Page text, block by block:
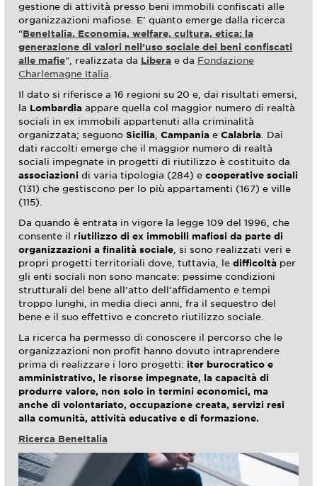
gestione di attività presso beni immobili confiscati alle
organizzazioni mafiose. E’ quanto emerge dalla ricerca
“BeneItalia. Economia, welfare, cultura, etica: la
generazione di valori nell’uso sociale dei beni confiscati
alle mafie“ , realizzata da Libera e da Fondazione
Charlemagne Italia
Il dato si riferisce a 16 regioni su 20 e, dai risultati emersi,
la Lombardia appare quella col maggior numero di realtà
sociali in ex immobili appartenuti alla criminalità
organizzata; seguono Sicilia Campania e Calabria . Dai
dati raccolti emerge che il maggior numero di realtà
sociali impegnate in progetti di riutilizzo è costituito da
associazioni di varia tipologia (284) e cooperative sociali
(131) che gestiscono per lo più appartamenti (167) e ville
(115).
Da quando è entrata in vigore la legge 109 del 1996, che
consente il riutilizzo di ex immobili mafiosi da parte di
organizzazioni a finalità sociale , si sono realizzati veri e
propri progetti territoriali dove, tuttavia, le difficoltà per
gli enti sociali non sono mancate: pessime condizioni
strutturali del bene all’atto dell’affidamento e tempi
troppo lunghi, in media dieci anni, fra il sequestro del
bene e il suo effettivo e concreto riutilizzo sociale.
La ricerca ha permesso di conoscere il percorso che le
organizzazioni non profit hanno dovuto intraprendere
prima di realizzare i loro progetti: iter burocratico e
amministrativo, le risorse impegnate, la capacità di
produrre valore, non solo in termini economici, ma
anche di volontariato, occupazione creata, servizi resi
alla comunità, attività educative e di formazione.
Ricerca BeneItalia